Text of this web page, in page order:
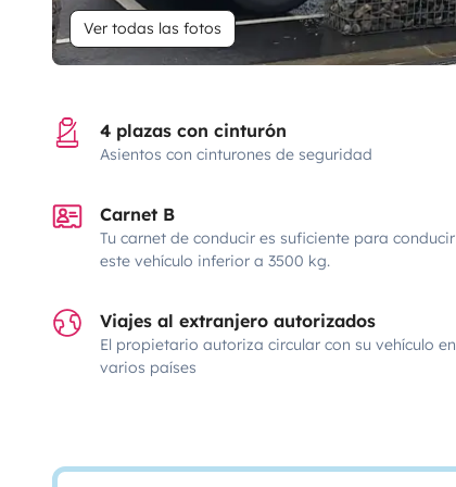
Ver todas las fotos
4 plazas con cinturón
Asientos con cinturones de seguridad
Carnet B
Tu carnet de conducir es suficiente para conducir
este vehículo inferior a 3500 kg.
Viajes al extranjero autorizados
El propietario autoriza circular con su vehículo en
varios países